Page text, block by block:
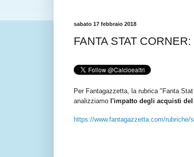
sabato 17 febbraio 2018
FANTA STAT
Per Fantagazzetta, la rubrica "Fanta
analizziamo l'impatto degli acquisti
https://www.fantagazzetta.com/rubriche/